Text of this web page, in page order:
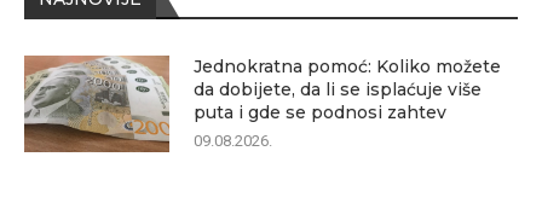
Jednokratna pomoć: Koliko možete
da dobijete, da li se isplaćuje više
puta i gde se podnosi zahtev
09.08.2026.